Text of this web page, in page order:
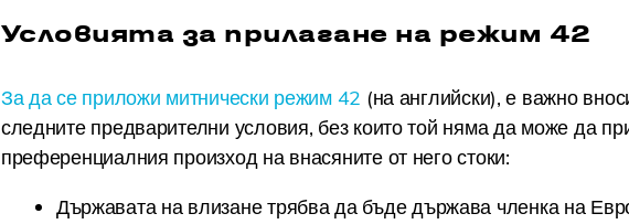
Условията за прилагане на режим 42
За да се приложи митнически режим 42 (на английски), е важно
следните предварителни условия, без които той няма да може да
преференциалния произход на внасяните от него стоки:
Държавата на влизане трябва да бъде държава членка на